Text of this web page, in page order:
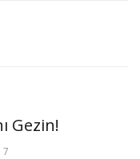
Gezin!